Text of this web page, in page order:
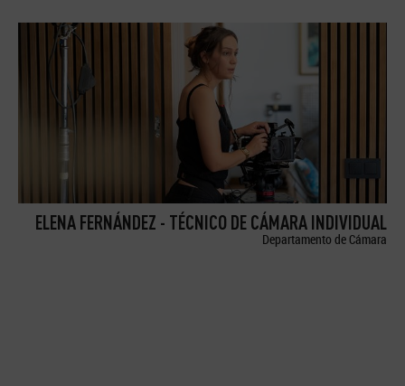
ELENA FERNÁNDEZ - TÉCNICO DE CÁMARA INDIVIDUAL
Departamento de Cámara